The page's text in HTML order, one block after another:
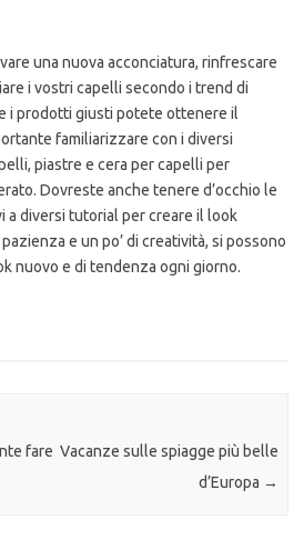
una nuova acconciatura, rinfrescare
i vostri capelli secondo i trend di
i prodotti giusti potete ottenere il
familiarizzare con i diversi
piastre e cera per capelli per
Dovreste anche tenere d’occhio le
a diversi tutorial per creare il look
e un po’ di creatività, si possono
nuovo e di tendenza ogni giorno.
fare Vacanze sulle spiagge più belle
d’Europa →